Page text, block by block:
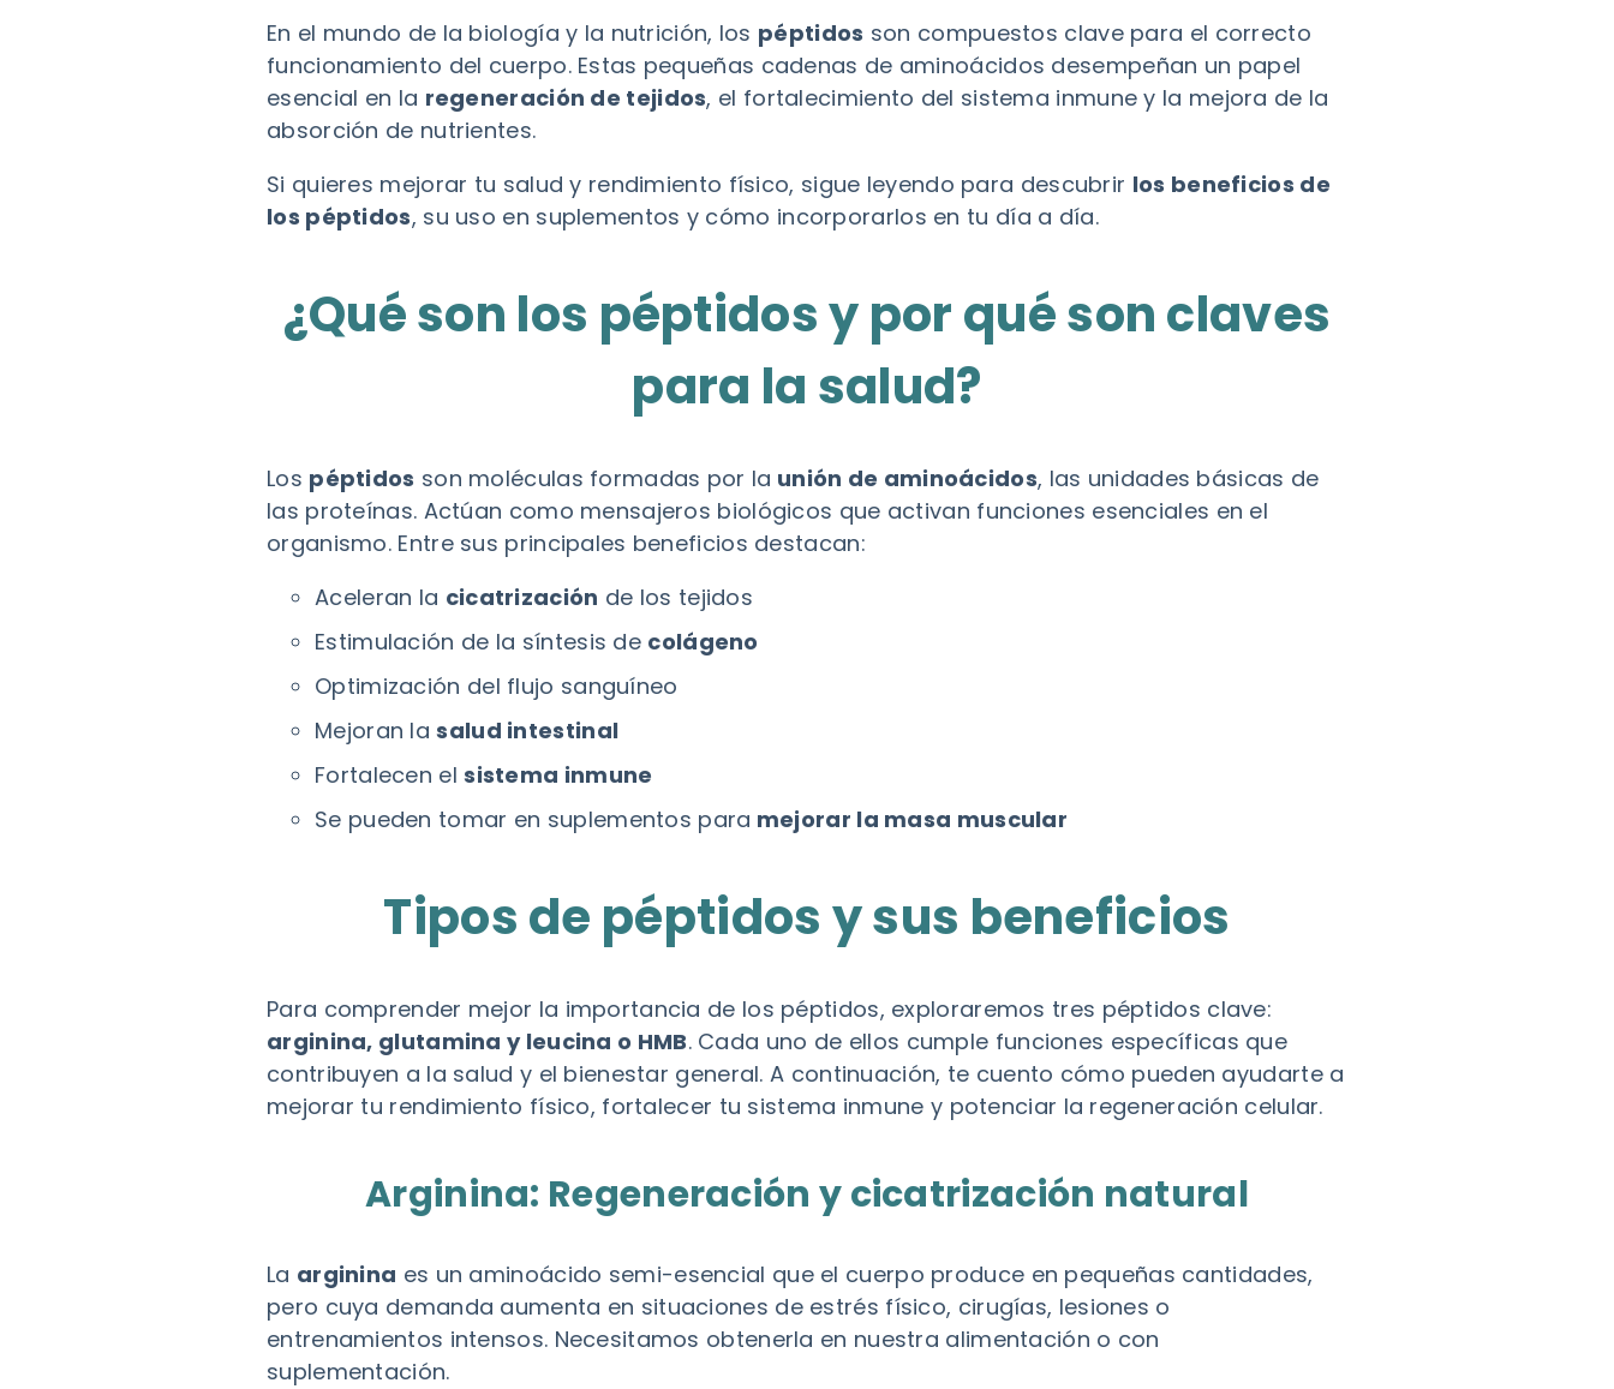
En el mundo de la biología y la nutrición, los péptidos son compuestos clave para el correcto
funcionamiento del cuerpo. Estas pequeñas cadenas de aminoácidos desempeñan un papel
esencial en la regeneración de tejidos, el fortalecimiento del sistema inmune y la mejora de la
absorción de nutrientes.
Si quieres mejorar tu salud y rendimiento físico, sigue leyendo para descubrir los beneficios de
los péptidos, su uso en suplementos y cómo incorporarlos en tu día a día.
¿Qué son los péptidos y por qué son claves
para la salud?
Los péptidos son moléculas formadas por la unión de aminoácidos, las unidades básicas de
las proteínas. Actúan como mensajeros biológicos que activan funciones esenciales en el
organismo. Entre sus principales beneficios destacan:
Aceleran la cicatrización de los tejidos
Estimulación de la síntesis de colágeno
Optimización del flujo sanguíneo
Mejoran lasalud intestinal
Fortalecen elsistema inmune
Se pueden tomar en suplementos para mejorar la masa muscular
Tipos de péptidos y sus beneficios
Para comprender mejor la importancia de los péptidos, exploraremos tres péptidos clave:
arginina, glutamina y leucina o HMB. Cada uno de ellos cumple funciones específicas que
contribuyen a la salud y el bienestar general. A continuación, te cuento cómo pueden ayudarte a
mejorar tu rendimiento físico, fortalecer tu sistema inmune y potenciar la regeneración celular.
Arginina: Regeneración y cicatrización natural
La arginina es un aminoácido semi-esencial que el cuerpo produce en pequeñas cantidades,
pero cuya demanda aumenta en situaciones de estrés físico, cirugías, lesiones o
entrenamientos intensos. Necesitamos obtenerla en nuestra alimentación o con
suplementación.